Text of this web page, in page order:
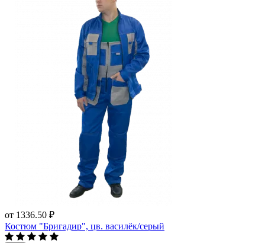
от 1336.50 ₽
Костюм "Бригадир", цв. василёк/серый